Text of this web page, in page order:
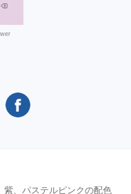
紫、パステルピンクの配色